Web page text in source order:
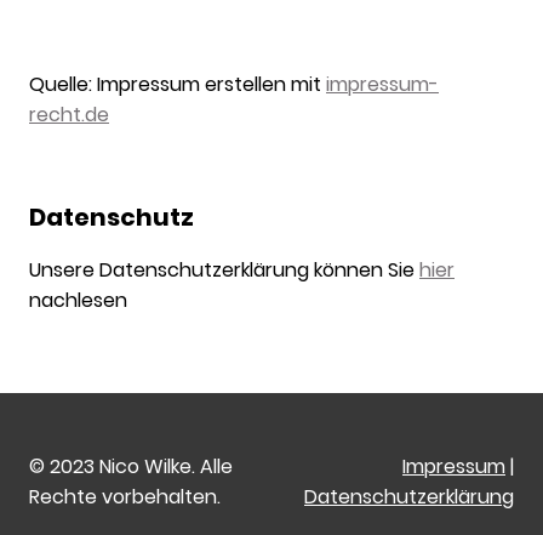
Quelle: Impressum erstellen mit impressum-
recht.de
Datenschutz
Unsere Datenschutzerklärung können Siehier
nachlesen
© 2023 Nico Wilke. Alle
Rechte vorbehalten.
Impressum|
Datenschutzerklärung